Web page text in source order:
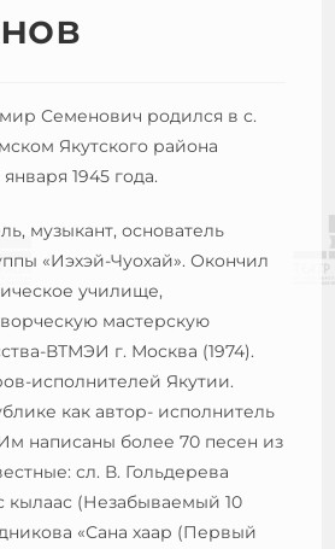
Семенович родился в с.
Якутского района
1945 года.
музыкант, основатель
«Иэхэй-Чуохай». Окончил
училище,
мастерскую
ВТМЭИ г. Москва (1974).
исполнителей Якутии.
как автор- исполнитель
написаны более 70 песен из
сл. В. Гольдерева
кылаас (Незабываемый 10
«Сана хаар (Первый